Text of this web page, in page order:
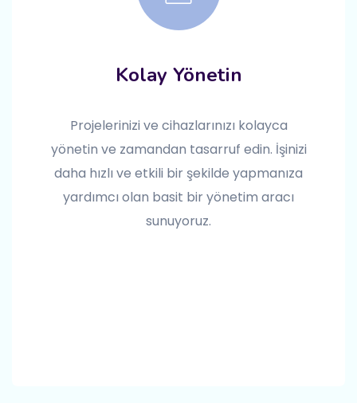
Kolay Yönetin
Projelerinizi ve cihazlarınızı kolayca
yönetin ve zamandan tasarruf edin. İşinizi
daha hızlı ve etkili bir şekilde yapmanıza
yardımcı olan basit bir yönetim aracı
sunuyoruz.